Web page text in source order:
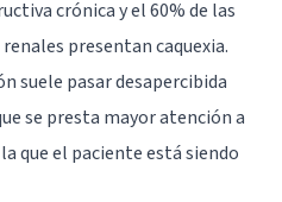
crónica y el 60% de las
presentan caquexia.
suele pasar desapercibida
se presta mayor atención a
que el paciente está siendo